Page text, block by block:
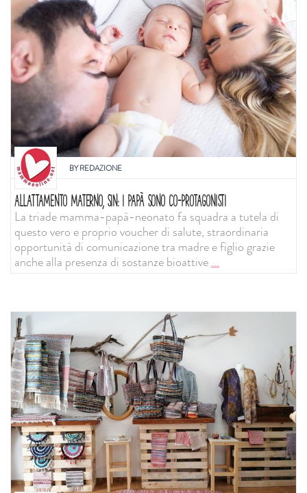
BYREDAZIONE
ALLATTAMENTO MATERNO, SIN: I PAPÀ SONO CO-PROTAGONISTI
La triade mamma-papà-neonato fa squadra a tutela di
questo vero e proprio voucher di salute, straordinaria
opportunità di comunicazione tra madre e figlio grazie
anche alla presenza di sostanze bioattive...